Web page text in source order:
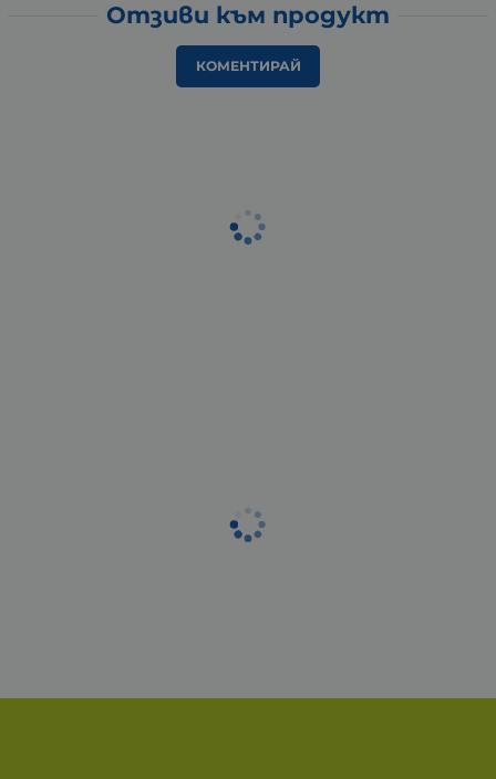
Отзиви към продукт
КОМЕНТИРАЙ